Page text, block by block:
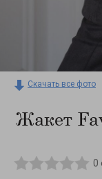
Скачать все фото
Жакет
0